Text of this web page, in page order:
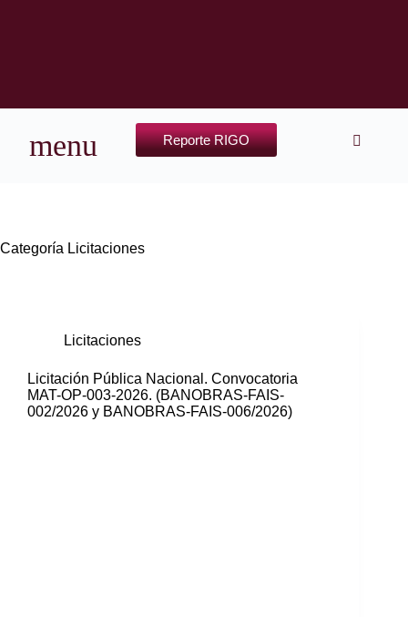
Reporte RIGO
Categoría Licitaciones
Licitaciones
Licitación Pública Nacional. Convocatoria
MAT-OP-003-2026. (BANOBRAS-FAIS-
002/2026 y BANOBRAS-FAIS-006/2026)